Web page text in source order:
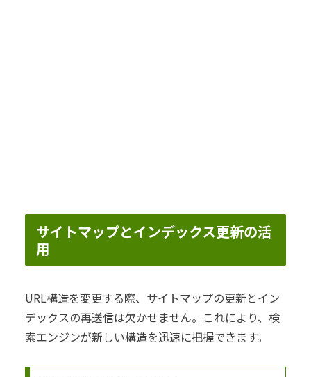
サイトマップとインデックス更新の活
用
URL構造を変更する際、サイトマップの更新とイン
デックスの再送信は欠かせません。これにより、検
索エンジンが新しい構造を迅速に把握できます。